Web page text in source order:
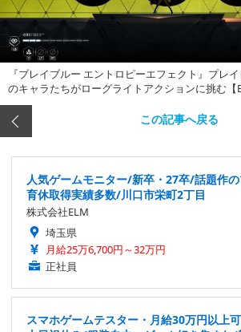
『ブレイブルー エントロピーエフェクト』プレ
のキャラたちがローグライトアクションに挑む【
この記事へ戻る
人気ゲームモニター/新卒・27卒/話題作
育休取得実績多数/川口市栄町2丁目
株式会社ELM
埼玉県
月給25万6,700円～32万円
正社員
スマホゲームテスター・月給30万円以上